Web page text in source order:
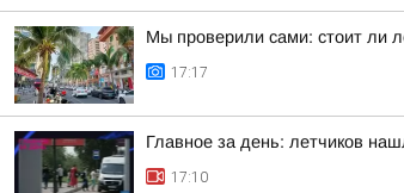
Мы проверили сами: стоит ли
17:17
Главное за день: летчиков
17:10